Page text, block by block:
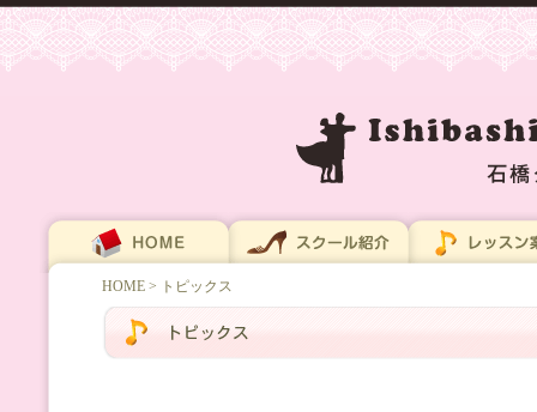
HOME > トピックス